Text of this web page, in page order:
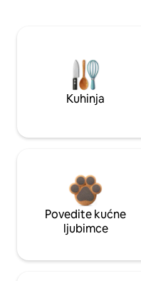
Kuhinja
Povedite kućne
ljubimce